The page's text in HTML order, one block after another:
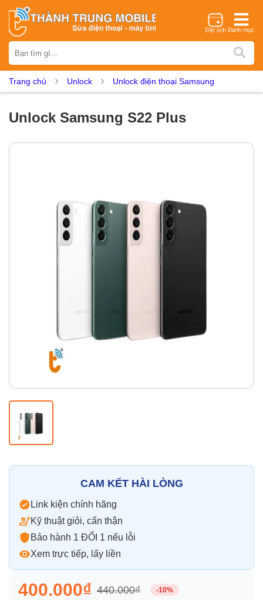
iPhone Samsung Oppo Xiaomi Realme Vivo
Nokia Google Pixel OnePlus
Dịch vụ sửa chữa
Thay màn hình
Màn hình iPhone Màn hình Samsung
Màn hình Xiaomi Màn hình Realme
Màn hình Vsmart Màn hình Google Pixel
Thay vỏ
Trang chủ Unlock Unlock điện thoại Samsung
Unlock Samsung S22 Plus
CAM KẾT HÀI LÒNG
Link kiện chính hãng
Kỹ thuật giỏi, cẩn thận
Bảo hành 1 ĐỔI 1 nếu lỗi
Xem trực tiếp, lấy liền
400.000₫ 440.000₫ -10%